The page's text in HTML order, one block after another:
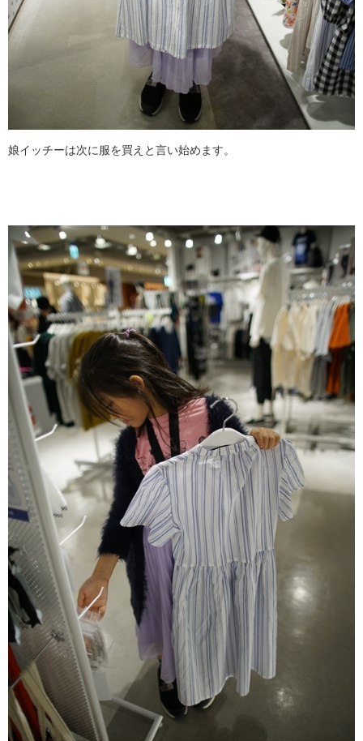
娘イッチーは次に服を買えと言い始めます。